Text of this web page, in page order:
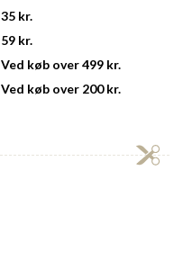
35 kr.
59 kr.
Ved køb over 499 kr.
Ved køb over 200 kr.